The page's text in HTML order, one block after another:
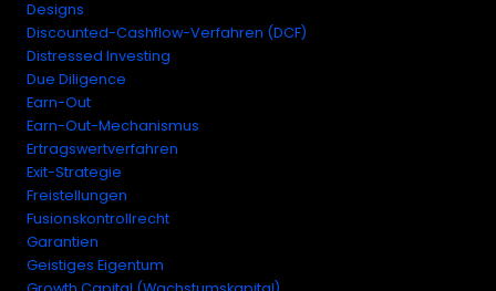
Designs
Discounted-Cashflow-Verfahren (DCF)
Distressed Investing
Due Diligence
Earn-Out
Earn-Out-Mechanismus
Ertragswertverfahren
Exit-Strategie
Freistellungen
Fusionskontrollrecht
Garantien
Geistiges Eigentum